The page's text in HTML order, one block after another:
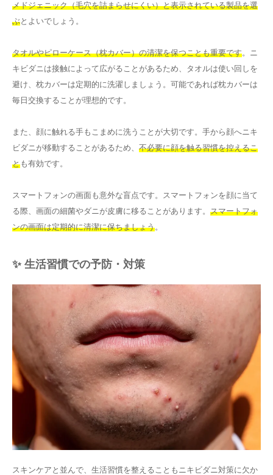
メドジェニック（毛穴を詰まらせにくい）と表示されている製品を選
ぶとよいでしょう。
タオルやピローケース（枕カバー）の清潔を保つことも重要です。ニ
キビダニは接触によって広がることがあるため、タオルは使い回しを
避け、枕カバーは定期的に洗濯しましょう。可能であれば枕カバーは
毎日交換することが理想的です。
また、顔に触れる手もこまめに洗うことが大切です。手から顔へニキ
ビダニが移動することがあるため、 不必要に顔を触る習慣を控えるこ
とも有効です。
スマートフォンの画面も意外な盲点です。スマートフォンを顔に当て
る際、画面の細菌やダニが皮膚に移ることがあります。 スマートフォ
ンの画面は定期的に清潔に保ちましょう。
✨ 生活習慣での予防・対策
スキンケアと並んで、生活習慣を整えることもニキビダニ対策に欠か